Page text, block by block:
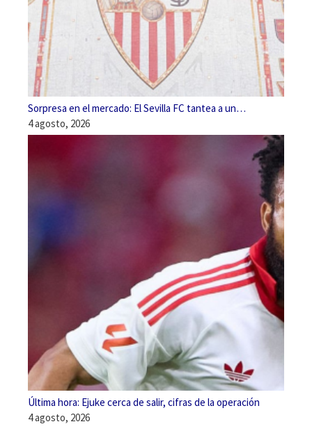
Sorpresa en el mercado: El Sevilla FC tantea a un…
4 agosto, 2026
Última hora: Ejuke cerca de salir, cifras de la operación
4 agosto, 2026